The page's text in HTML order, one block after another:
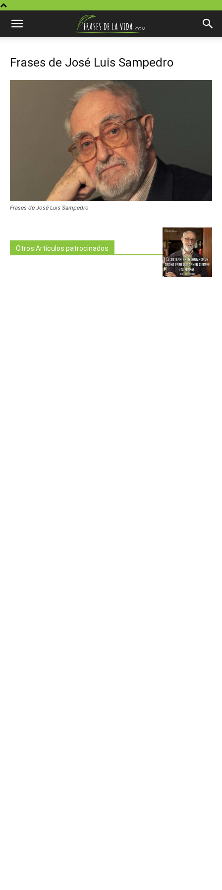
Frases de José Luis Sampedro
Frases de José Luis Sampedro
Otros Artículos patrocinados